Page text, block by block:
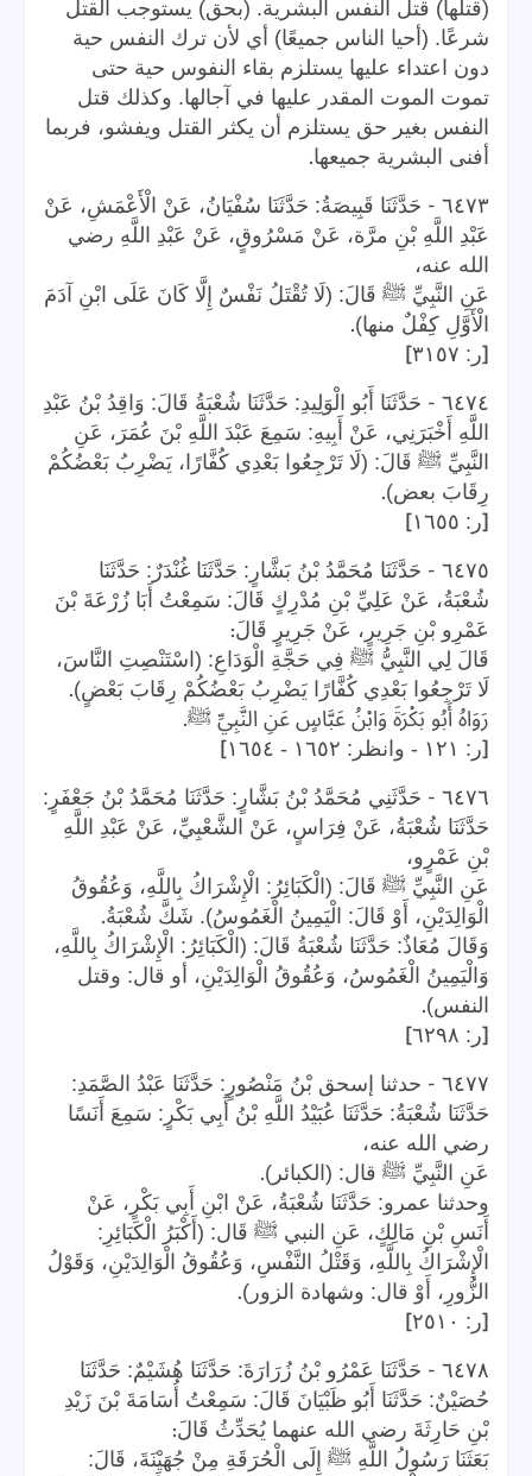
(قتلها) قتل النفس البشرية. (بحق) يستوجب القتل
شرعًا. (أحيا الناس جميعًا) أي لأن ترك النفس حية
دون اعتداء عليها يستلزم بقاء النفوس حية حتى
تموت الموت المقدر عليها في آجالها. وكذلك قتل
النفس بغير حق يستلزم أن يكثر القتل ويفشو، فربما
أفنى البشرية جميعها.
٦٤٧٣ - حَدَّثَنَا قَبِيصَةُ: حَدَّثَنَا سُفْيَانُ، عَنْ الْأَعْمَشِ، عَنْ
عَبْدِ اللَّهِ بْنِ مرَّة، عَنْ مَسْرُوقٍ، عَنْ عَبْدِ اللَّهِ رضي
الله عنه،
عَنِ النَّبِيِّ ﷺ قَالَ: (لَا تُقْتَلُ نَفْسٌ إِلَّا كَانَ عَلَى ابْنِ آدَمَ
الْأَوَّلِ كِفْلٌ منها).
[ر: ٣١٥٧ ]
٦٤٧٤ - حَدَّثَنَا أَبُو الْوَلِيدِ: حَدَّثَنَا شُعْبَةُ قَالَ: وَاقِدُ بْنُ عَبْدِ
اللَّهِ أَخْبَرَنِي، عَنْ أَبِيهِ: سَمِعَ عَبْدَ اللَّهِ بْنَ عُمَرَ، عَنِ
النَّبِيِّ ﷺ قَالَ: (لَا تَرْجِعُوا بَعْدِي كُفَّارًا، يَضْرِبُ بَعْضُكُمْ
رِقَابَ بعض).
[ر: ١٦٥٥ ]
٦٤٧٥ - حَدَّثَنَا مُحَمَّدُ بْنُ بَشَّارٍ: حَدَّثَنَا غُنْدَرٌ: حَدَّثَنَا
شُعْبَةُ، عَنْ عَلِيِّ بْنِ مُدْرِكٍ قَالَ: سَمِعْتُ أَبَا زُرْعَةَ بْنَ
عَمْرِو بْنِ جَرِيرٍ، عَنْ جَرِيرٍ قَالَ:
قَالَ لِي النَّبِيُّ ﷺ فِي حَجَّةِ الْوَدَاعِ: (اسْتَنْصِتِ النَّاسَ،
لَا تَرْجِعُوا بَعْدِي كُفَّارًا يَضْرِبُ بَعْضُكُمْ رِقَابَ بَعْضٍ).
رَوَاهُ أَبُو بَكْرَةَ وَابْنُ عَبَّاسٍ عَنِ النَّبِيِّ ﷺ.
[ر: ١٢١ - وانظر: ١٦٥٢ - ١٦٥٤ ]
٦٤٧٦ - حَدَّثَنِي مُحَمَّدُ بْنُ بَشَّارٍ: حَدَّثَنَا مُحَمَّدُ بْنُ جَعْفَرٍ:
حَدَّثَنَا شُعْبَةُ، عَنْ فِرَاسٍ، عَنْ الشَّعْبِيِّ، عَنْ عَبْدِ اللَّهِ
بْنِ عَمْرٍو،
عَنِ النَّبِيِّ ﷺ قَالَ: (الْكَبَائِرُ: الْإِشْرَاكُ بِاللَّهِ، وَعُقُوقُ
الْوَالِدَيْنِ، أَوْ قَالَ: الْيَمِينُ الْغَمُوسُ). شَكَّ شُعْبَةُ.
وَقَالَ مُعَاذٌ: حَدَّثَنَا شُعْبَةُ قَالَ: (الْكَبَائِرُ: الْإِشْرَاكُ بِاللَّهِ،
وَالْيَمِينُ الْغَمُوسُ، وَعُقُوقُ الْوَالِدَيْنِ، أو قال: وقتل
النفس).
[ر: ٦٢٩٨ ]
٦٤٧٧ - حدثنا إسحق بْنُ مَنْصُورٍ: حَدَّثَنَا عَبْدُ الصَّمَدِ:
حَدَّثَنَا شُعْبَةُ: حَدَّثَنَا عُبَيْدُ اللَّهِ بْنُ أَبِي بَكْرٍ: سَمِعَ أَنَسًا
رضي الله عنه،
عَنِ النَّبِيِّ ﷺ قال: (الكبائر).
وحدثنا عمرو: حَدَّثَنَا شُعْبَةُ، عَنْ ابْنِ أَبِي بَكْرٍ، عَنْ
أَنَسِ بْنِ مَالِكٍ، عَنِ النبي ﷺ قَال: (أَكْبَرُ الْكَبَائِرِ:
الْإِشْرَاكُ بِاللَّهِ، وَقَتْلُ النَّفْسِ، وَعُقُوقُ الْوَالِدَيْنِ، وَقَوْلُ
الزُّورِ، أَوْ قال: وشهادة الزور).
[ر: ٢٥١٠ ]
٦٤٧٨ - حَدَّثَنَا عَمْرُو بْنُ زُرَارَةَ: حَدَّثَنَا هُشَيْمٌ: حَدَّثَنَا
حُصَيْنٌ: حَدَّثَنَا أَبُو ظَبْيَانَ قَالَ: سَمِعْتُ أُسَامَةَ بْنَ زَيْدِ
بْنِ حَارِثَةَ رضي الله عنهما يُحَدِّثُ قَالَ:
بَعَثَنَا رَسُولُ اللَّهِ ﷺ إِلَى الْحُرَقَةِ مِنْ جُهَيْنَةَ، قَالَ: